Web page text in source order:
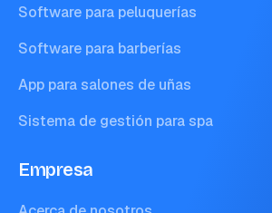
Software para peluquerías
Software para barberías
App para salones de uñas
Sistema de gestión para spa
Empresa